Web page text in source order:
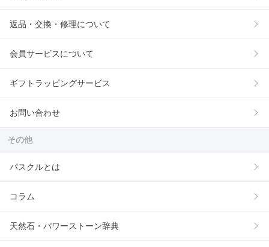
返品・交換・修理について
会員サービスについて
ギフトラッピングサービス
お問い合わせ
その他
パスクルとは
コラム
天然石・パワーストーン辞典